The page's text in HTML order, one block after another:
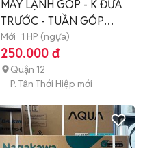
MÁY LẠNH GÓP - K ĐƯA
TRƯỚC - TUẦN GÓP
250K
Mới 1 HP (ngựa)
250.000 đ
Quận 12
P. Tân Thới Hiệp mới